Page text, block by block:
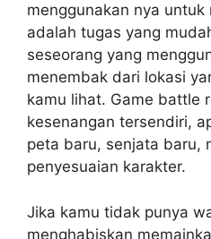
menggunakan nya
adalah tugas yang
seseorang yang
menembak dari lokasi
kamu lihat. Game battle
kesenangan tersendiri,
peta baru, senjata baru,
penyesuaian karakter.
Jika kamu tidak punya
menghabiskan